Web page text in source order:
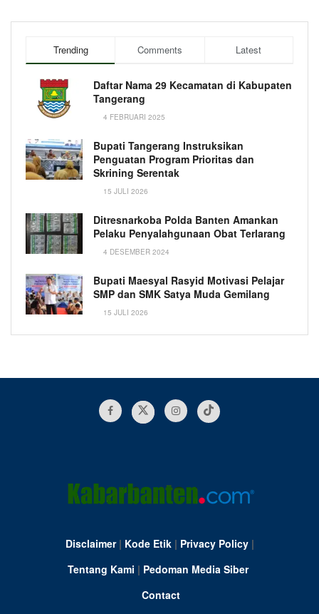
Trending Comments Latest
Daftar Nama 29 Kecamatan di Kabupaten
Tangerang
4 FEBRUARI 2025
Bupati Tangerang Instruksikan
Penguatan Program Prioritas dan
Skrining Serentak
15 JULI 2026
Ditresnarkoba Polda Banten Amankan
Pelaku Penyalahgunaan Obat Terlarang
4 DESEMBER 2024
Bupati Maesyal Rasyid Motivasi Pelajar
SMP dan SMK Satya Muda Gemilang
15 JULI 2026
Disclaimer| Kode Etik| Privacy Policy|
Tentang Kami | Pedoman Media Siber
Contact